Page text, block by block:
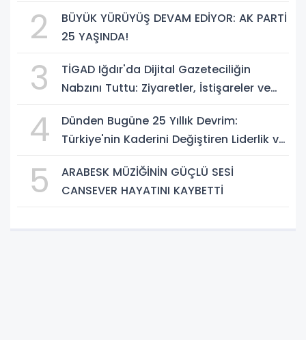
2
BÜYÜK YÜRÜYÜŞ DEVAM EDİYOR: AK PARTİ
25 YAŞINDA!
3
TİGAD Iğdır'da Dijital Gazeteciliğin
Nabzını Tuttu: Ziyaretler, İstişareler ve
4
Dünden Bugüne 25 Yıllık Devrim:
Türkiye'nin Kaderini Değiştiren Liderlik ve
5
ARABESK MÜZİĞİNİN GÜÇLÜ SESİ
CANSEVER HAYATINI KAYBETTİ